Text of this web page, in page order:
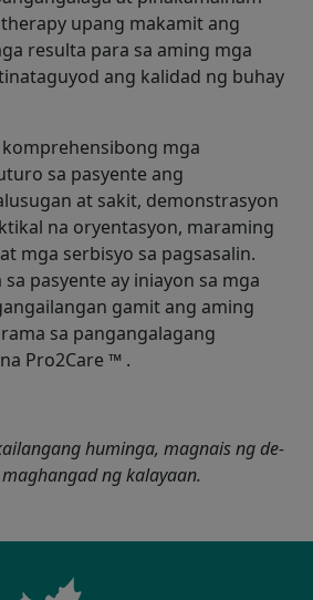
upang makamit ang
resulta para sa aming mga
ang kalidad ng buhay
mga
sa pasyente ang
at sakit, demonstrasyon
na oryentasyon, maraming
mga serbisyo sa pagsasalin.
pasyente ay iniayon sa mga
gamit ang aming
sa pangangalagang
Pro2Care ™ .
huminga, magnais ng de-
ng kalayaan.